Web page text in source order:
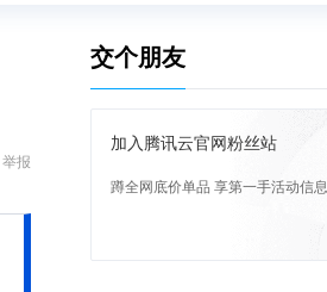
举报
交个朋友
加入腾讯云官网粉丝站
蹲全网底价单品 享第一手活动信息